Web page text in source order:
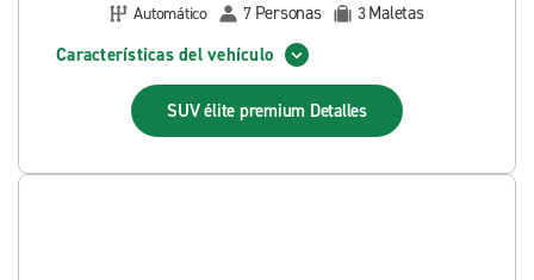
Automático
7 Personas 3Maletas
Características del vehículo
SUV élite premium Detalles